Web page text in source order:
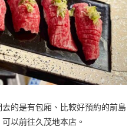
的是有包廂、比較好預約的前島
以前往久茂地本店。